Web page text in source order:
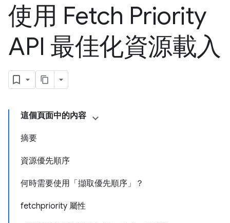
使用 Fetch Priority
API 最佳化資源載入
這個頁面中的內容
摘要
資源優先順序
何時需要使用「擷取優先順序」？
fetchpriority 屬性